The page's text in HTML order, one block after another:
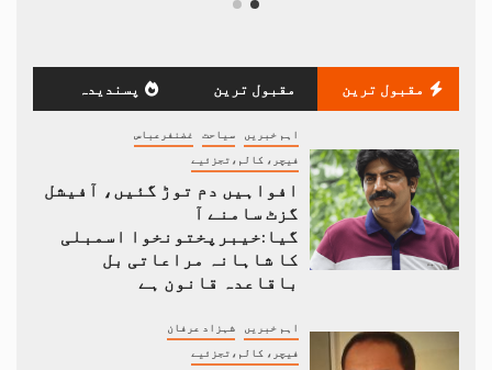
مقبول ترین مقبول ترین پسندیدہ
اہم خبریں سیاحت غضنفرعباس
فیچر، کالم،تجزئیے
افواہیں دم توڑ گئیں، آفیشل
گزٹ سامنے آ
گیا:خیبرپختونخوا اسمبلی
کا شاہانہ مراعاتی بل
باقاعدہ قانون ہے
اہم خبریں شہزاد عرفان
فیچر، کالم،تجزئیے